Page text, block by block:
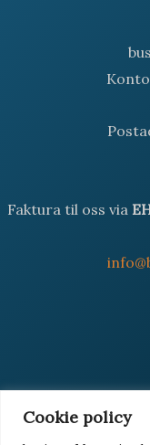
Cookie policy
Faktura til oss via